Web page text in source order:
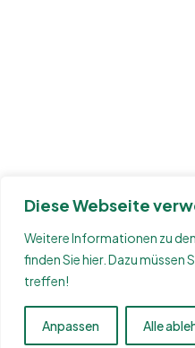
Diese Webseite
Weitere Informationen zu
finden Siehier. Dazu müssen
treffen!
Anpassen Alle
Maria Garcia